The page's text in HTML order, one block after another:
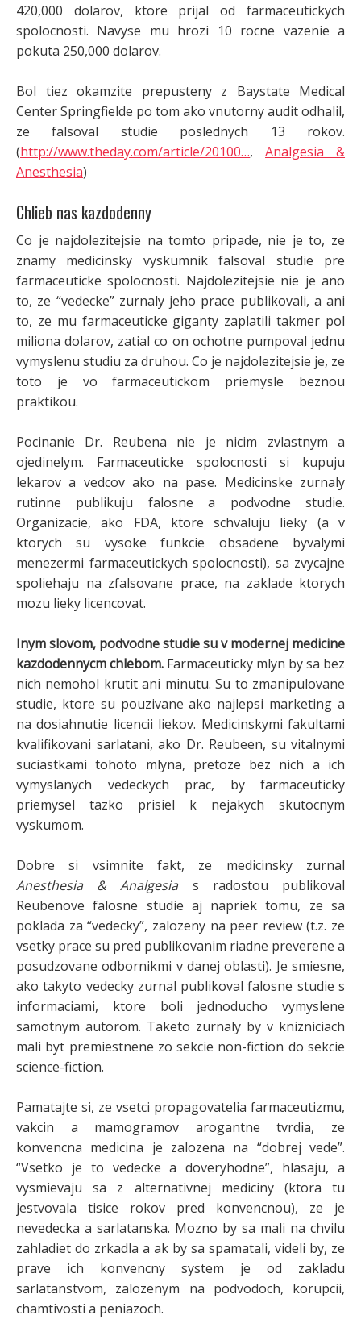
420,000 dolarov, ktore prijal od farmaceutickych
spolocnosti. Navyse mu hrozi 10 rocne vazenie a
pokuta 250,000 dolarov.
Bol tiez okamzite prepusteny z Baystate Medical
Center Springfielde po tom ako vnutorny audit odhalil,
ze falsoval studie poslednych 13 rokov.
(http://www.theday.com/article/20100…, Analgesia &
Anesthesia)
Chlieb nas kazdodenny
Co je najdolezitejsie na tomto pripade, nie je to, ze
znamy medicinsky vyskumnik falsoval studie pre
farmaceuticke spolocnosti. Najdolezitejsie nie je ano
to, ze “vedecke” zurnaly jeho prace publikovali, a ani
to, ze mu farmaceuticke giganty zaplatili takmer pol
miliona dolarov, zatial co on ochotne pumpoval jednu
vymyslenu studiu za druhou. Co je najdolezitejsie je, ze
toto je vo farmaceutickom priemysle beznou
praktikou.
Pocinanie Dr. Reubena nie je nicim zvlastnym a
ojedinelym. Farmaceuticke spolocnosti si kupuju
lekarov a vedcov ako na pase. Medicinske zurnaly
rutinne publikuju falosne a podvodne studie.
Organizacie, ako FDA, ktore schvaluju lieky (a v
ktorych su vysoke funkcie obsadene byvalymi
menezermi farmaceutickych spolocnosti), sa zvycajne
spoliehaju na zfalsovane prace, na zaklade ktorych
mozu lieky licencovat.
Inym slovom, podvodne studie su v modernej medicine
kazdodennycm chlebom. Farmaceuticky mlyn by sa bez
nich nemohol krutit ani minutu. Su to zmanipulovane
studie, ktore su pouzivane ako najlepsi marketing a
na dosiahnutie licencii liekov. Medicinskymi fakultami
kvalifikovani sarlatani, ako Dr. Reubeen, su vitalnymi
suciastkami tohoto mlyna, pretoze bez nich a ich
vymyslanych vedeckych prac, by farmaceuticky
priemysel tazko prisiel k nejakych skutocnym
vyskumom.
Dobre si vsimnite fakt, ze medicinsky zurnal
Anesthesia & Analgesias radostou publikoval
Reubenove falosne studie aj napriek tomu, ze sa
poklada za “vedecky”, zalozeny na peer review (t.z. ze
vsetky prace su pred publikovanim riadne preverene a
posudzovane odbornikmi v danej oblasti). Je smiesne,
ako takyto vedecky zurnal publikoval falosne studie s
informaciami, ktore boli jednoducho vymyslene
samotnym autorom. Taketo zurnaly by v knizniciach
mali byt premiestnene zo sekcie non-fiction do sekcie
science-fiction.
Pamatajte si, ze vsetci propagovatelia farmaceutizmu,
vakcin a mamogramov arogantne tvrdia, ze
konvencna medicina je zalozena na “dobrej vede”.
“Vsetko je to vedecke a doveryhodne”, hlasaju, a
vysmievaju sa z alternativnej mediciny (ktora tu
jestvovala tisice rokov pred konvencnou), ze je
nevedecka a sarlatanska. Mozno by sa mali na chvilu
zahladiet do zrkadla a ak by sa spamatali, videli by, ze
prave ich konvencny system je od zakladu
sarlatanstvom, zalozenym na podvodoch, korupcii,
chamtivosti a peniazoch.